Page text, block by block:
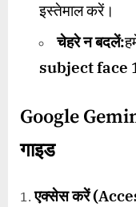
इस्तेमाल करें।
चेहरे न बदलें:
subject face
Google
गाइड
एक्सेस करें (